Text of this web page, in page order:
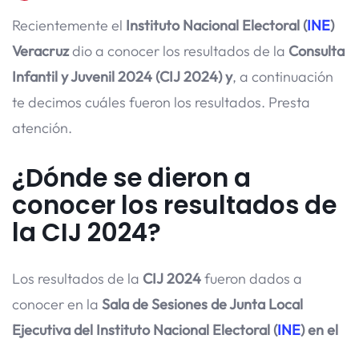
Recientemente el Instituto Nacional Electoral (INE)
Veracruzdio a conocer los resultados de la Consulta
Infantil y Juvenil 2024 (CIJ 2024) y, a continuación
te decimos cuáles fueron los resultados. Presta
atención.
¿Dónde se dieron a
conocer los resultados de
la CIJ 2024?
Los resultados de la CIJ 2024fueron dados a
conocer en la Sala de Sesiones de Junta Local
Ejecutiva del Instituto Nacional Electoral (INE) en el